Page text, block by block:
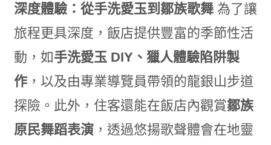
深度體驗：從手洗愛玉到鄒族歌舞為了讓
旅程更具深度，飯店提供豐富的季節性活
動，如手洗愛玉 DIY、獵人體驗陷阱製
作，以及由專業導覽員帶領的龍銀山步道
探險。此外，住客還能在飯店內觀賞鄒族
原民舞蹈表演，透過悠揚歌聲體會在地靈